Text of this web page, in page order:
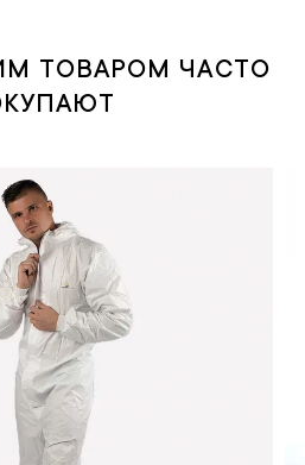
ТОВАРОМ ЧАСТО